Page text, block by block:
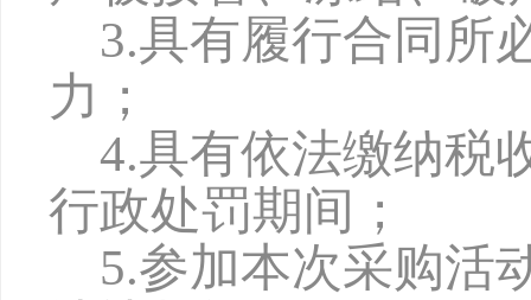
3.具有履行合同所
力；
4.具有依法缴纳税
行政处罚期间；
5.参加本次采购活